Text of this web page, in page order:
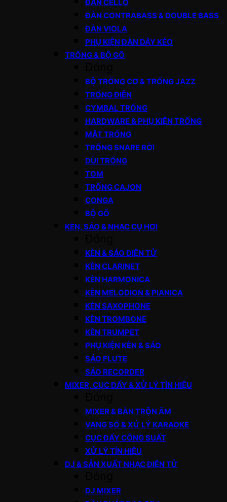
ĐÀN CELLO
ĐÀN CONTRABASS & DOUBLE BASS
ĐÀN VIOLA
PHỤ KIỆN ĐÀN DÂY KÉO
TRỐNG & BỘ GÕ
BỘ TRỐNG CƠ & TRỐNG JAZZ
TRỐNG ĐIỆN
CYMBAL TRỐNG
HARDWARE & PHỤ KIỆN TRỐNG
MẶT TRỐNG
TRỐNG SNARE RỜI
DÙI TRỐNG
TOM
TRỐNG CAJON
CONGA
BỘ GÕ
KÈN, SÁO & NHẠC CỤ HƠI
KÈN & SÁO ĐIỆN TỬ
KÈN CLARINET
KÈN HARMONICA
KÈN MELODION & PIANICA
KÈN SAXOPHONE
KÈN TROMBONE
KÈN TRUMPET
PHỤ KIỆN KÈN & SÁO
SÁO FLUTE
SÁO RECORDER
MIXER, CỤC ĐẨY & XỬ LÝ TÍN HIỆU
MIXER & BÀN TRỘN ÂM
VANG SỐ & XỬ LÝ KARAOKE
CỤC ĐẨY CÔNG SUẤT
XỬ LÝ TÍN HIỆU
DJ & SẢN XUẤT NHẠC ĐIỆN TỬ
DJ MIXER